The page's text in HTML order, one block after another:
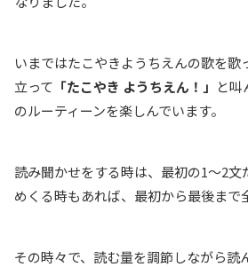
いまではたこやきようちえんの歌を歌
立って 「たこやき ようちえん！」 と
のルーティーンを楽しんでいます。
読み聞かせをする時は、最初の1〜2文
めくる時もあれば、最初から最後まで
その時々で、読む量を調節しながら読